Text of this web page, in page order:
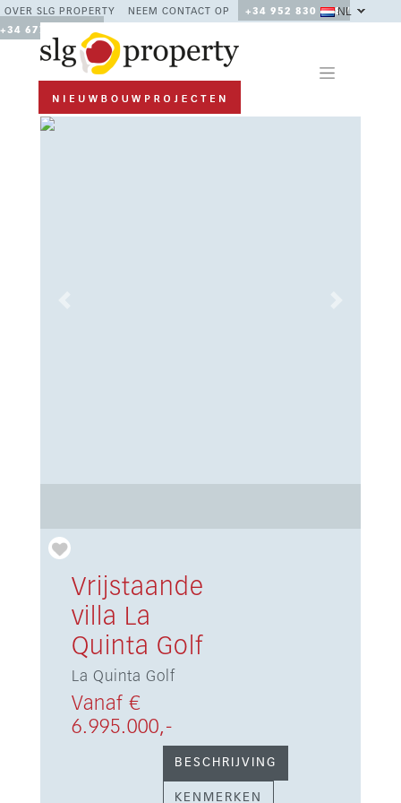
OVER SLG PROPERTY NEEM CONTACT OP
+34 952 830 378 /
+34 677 670 480
NL
Vrijstaande
villa La
Quinta Golf
La Quinta Golf
Vanaf €
6.995.000,-
BESCHRIJVING
KENMERKEN